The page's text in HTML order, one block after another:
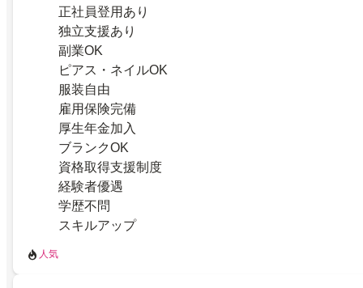
正社員登用あり
独立支援あり
副業OK
ピアス・ネイルOK
服装自由
雇用保険完備
厚生年金加入
ブランクOK
資格取得支援制度
経験者優遇
学歴不問
スキルアップ
人気